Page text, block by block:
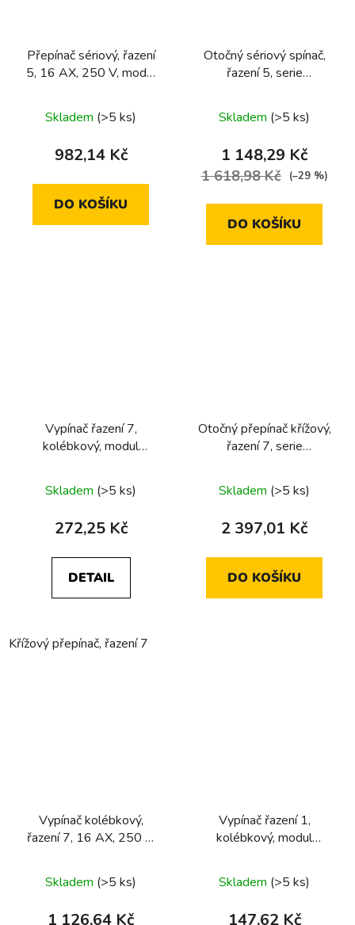
Přepínač sériový, řazení
5, 16 AX, 250 V, modul
Skladem (>5 ks)
982,14 Kč
DO KOŠÍKU
Otočný sériový spínač,
řazení 5, serie
Skladem (>5 ks)
1 148,29 Kč
1 618,98 Kč (–29 %)
DO KOŠÍKU
Vypínač řazení 7,
kolébkový, modul
Skladem (>5 ks)
272,25 Kč
DETAIL
Křížový přepínač, řazení 7
Otočný přepínač křížový,
řazení 7, serie
Skladem (>5 ks)
2 397,01 Kč
DO KOŠÍKU
Vypínač kolébkový,
řazení 7, 16 AX, 250 V,
Skladem (>5 ks)
1 126,64 Kč
Vypínač řazení 1,
kolébkový, modul
Skladem (>5 ks)
147,62 Kč